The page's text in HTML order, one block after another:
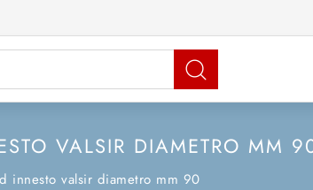
automaticamente gli altri filtri disponibili.
VALSIR DIAMETRO MM
innesto valsir diametro mm 90